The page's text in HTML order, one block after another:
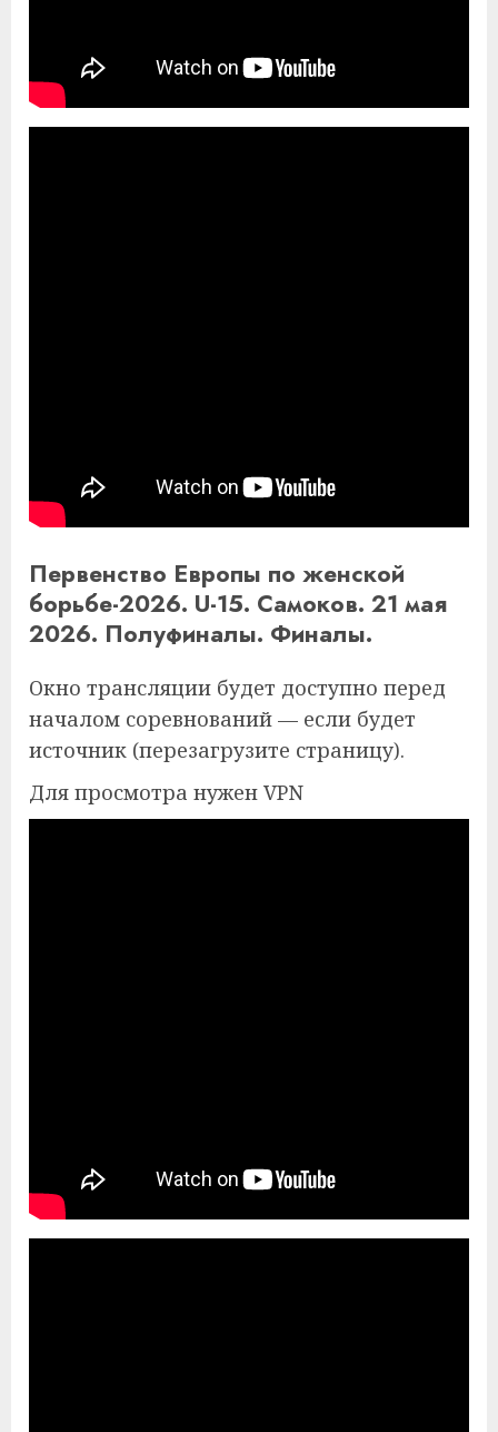
Первенство Европы по женской
борьбе-2026. U-15. Самоков. 21 мая
2026. Полуфиналы. Финалы.
Окно трансляции будет доступно перед
началом соревнований — если будет
источник (перезагрузите страницу).
Для просмотра нужен VPN